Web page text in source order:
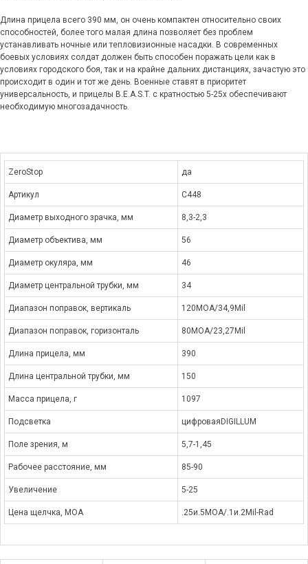
Длина прицела всего 390 мм, он очень компактен относительно своих
способностей, более того малая длина позволяет без проблем
устанавливать ночные или тепловизионные насадки. В современных
боевых условиях солдат должен быть способен поражать цели как в
условиях городского боя, так и на крайне дальних дистанциях, зачастую это
происходит в один и тот же день. Военные ставят в приоритет
универсальность, и прицелы B.E.A.S.T. с кратностью 5-25x обеспечивают
необходимую многозадачность.
ZeroStop да
Артикул C448
Диаметр выходного зрачка, мм 8,3-2,3
Диаметр объектива, мм 56
Диаметр окуляра, мм 46
Диаметр центральной трубки, мм 34
Диапазон поправок, вертикаль 120MOA/34,9Mil
Диапазон поправок, горизонталь 80MOA/23,27Mil
Длина прицела, мм 390
Длина центральной трубки, мм 150
Масса прицела, г 1097
Подсветка цифроваяDIGILLUM
Поле зрения, м 5,7-1,45
Рабочее расстояние, мм 85-90
Увеличение 5-25
Цена щелчка, МОА .25и.5MOA/.1и.2Mil-Rad